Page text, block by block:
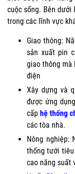
cuộc sống. Bên
trong các lĩnh vực
Giao thông:
sản xuất pin
giao thông mà
điện
Xây dựng và
được ứng
cấphệ thống
các tòa nhà.
Nông nghiệp:
thống tưới tiêu
cao năng suất